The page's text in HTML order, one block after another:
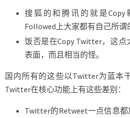
搜狐的和腾讯的就是Copy
Followed上大家都有自己所谓
饭否是在Copy Twitter，这
表面，而且相当的怪。
国内所有的这些以Twitter为蓝本
Twitter在核心功能上有这些差别：
Twitter的Retweet一点信息